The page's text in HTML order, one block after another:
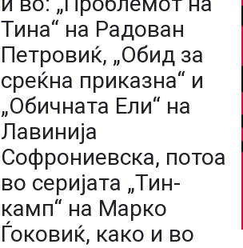
Тина“ на Радован
Петровиќ, „Обид за
среќна приказна“ и
„Обичната Ели“ на
Лавинија
Софрониевска, потоа
во серијата „Тин-
камп“ на Марко
Ѓоковиќ, како и во